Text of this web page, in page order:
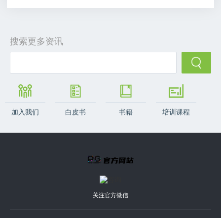
搜索更多资讯
加入我们 白皮书 书籍 培训课程
关注官方微信